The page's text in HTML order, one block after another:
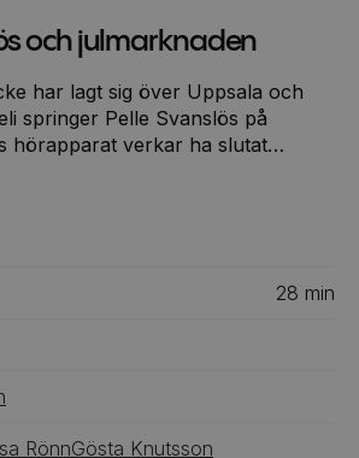
och julmarknaden
har lagt sig över Uppsala och
springer Pelle Svanslös på
hörapparat verkar ha slutat
de andra kattvännerna
vinsten. Men när det plötsligt
planer för julen ...
28 min
RönnGösta Knutsson